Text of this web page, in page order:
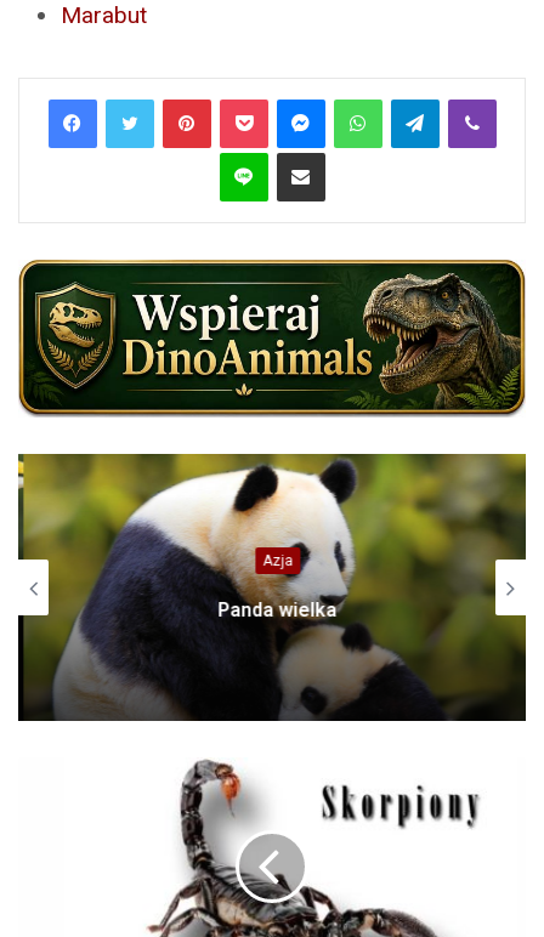
Marabut
PinterestPocket MessengerWhatsAppTelegramViber
Line Share via Email
Azja
Panda wielka